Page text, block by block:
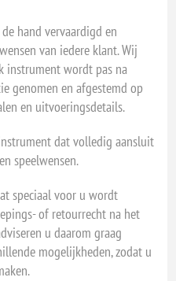
hand vervaardigd en
van iedere klant. Wij
instrument wordt pas na
genomen en afgestemd op
en uitvoeringsdetails.
dat volledig aansluit
speelwensen.
speciaal voor u wordt
of retourrecht na het
u daarom graag
mogelijkheden, zodat u